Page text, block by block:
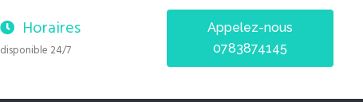
Horaires
disponible 24/7
Appelez-nous
0783874145